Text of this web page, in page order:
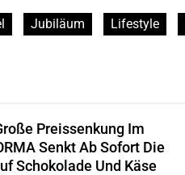
Jubiläum Lifestyle
Preissenkung Im
Senkt Ab Sofort Die
Schokolade Und Käse